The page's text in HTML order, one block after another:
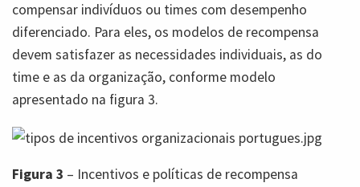
compensar indivíduos ou times com desempenho
diferenciado. Para eles, os modelos de recompensa
devem satisfazer as necessidades individuais, as do
time e as da organização, conforme modelo
apresentado na figura 3.
Figura 3 – Incentivos e políticas de recompensa